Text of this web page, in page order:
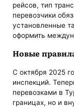
рейсов, тип
перевозчики
установленные
оформить
Новые
С октября 2025
инспекций.
перевозками в
границах, но и